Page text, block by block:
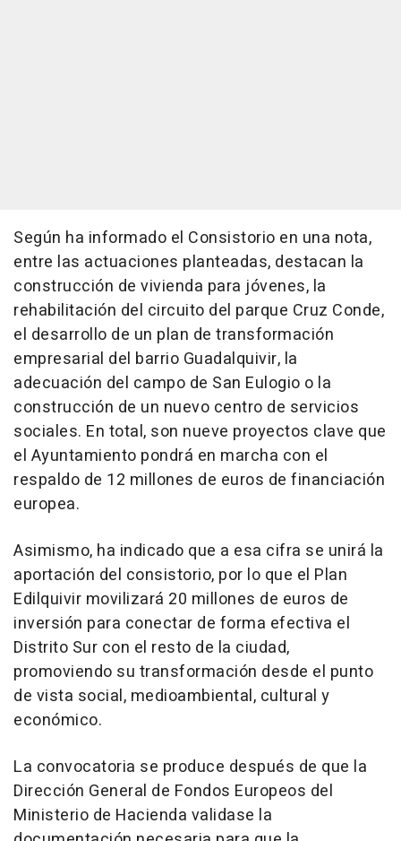
Según ha informado el Consistorio en una nota,
entre las actuaciones planteadas, destacan la
construcción de vivienda para jóvenes, la
rehabilitación del circuito del parque Cruz Conde,
el desarrollo de un plan de transformación
empresarial del barrio Guadalquivir, la
adecuación del campo de San Eulogio o la
construcción de un nuevo centro de servicios
sociales. En total, son nueve proyectos clave que
el Ayuntamiento pondrá en marcha con el
respaldo de 12 millones de euros de financiación
europea.
Asimismo, ha indicado que a esa cifra se unirá la
aportación del consistorio, por lo que el Plan
Edilquivir movilizará 20 millones de euros de
inversión para conectar de forma efectiva el
Distrito Sur con el resto de la ciudad,
promoviendo su transformación desde el punto
de vista social, medioambiental, cultural y
económico.
La convocatoria se produce después de que la
Dirección General de Fondos Europeos del
Ministerio de Hacienda validase la